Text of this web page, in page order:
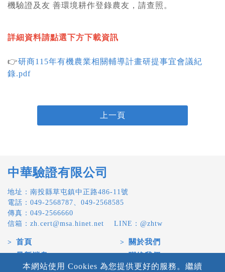
機驗證及友 善環境耕作登錄農友，請查照。
詳細資料請點選下方下載資訊
👉️研商115年有機農業相關輔導計畫研提事宜會議紀
錄.pdf
上一頁
本網站使用 Cookies 為您提供更好的服務。繼續
中華驗證有限公司
地址：南投縣草屯鎮中正路486-11號
電話： 049-2568787、 049-2568585
傳真：049-2566660
信箱： zh.cert@msa.hinet.net LINE：@zhtw
首頁
關於我們
最新消息
聯絡我們
驗證申請
驗證名錄系統